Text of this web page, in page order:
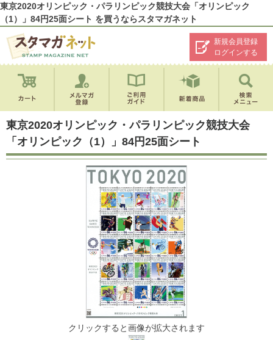
東京2020オリンピック・パラリンピック競技大会「オリンピック
（1）」84円25面シート を買うならスタマガネット
新規会員登録
ログインする
東京2020オリンピック・パラリンピック競技大会
「オリンピック（1）」84円25面シート
クリックすると画像が拡大されます